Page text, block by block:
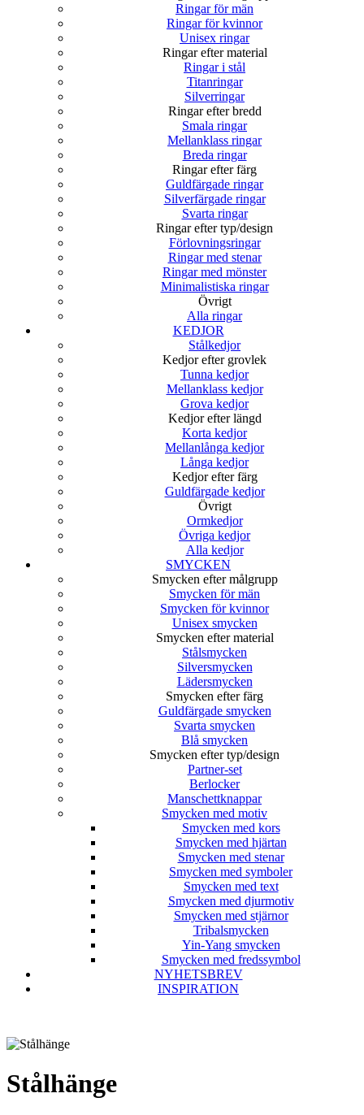
Ringar för män
Ringar för kvinnor
Unisex ringar
Ringar efter material
Ringar i stål
Titanringar
Silverringar
Ringar efter bredd
Smala ringar
Mellanklass ringar
Breda ringar
Ringar efter färg
Guldfärgade ringar
Silverfärgade ringar
Svarta ringar
Ringar efter typ/design
Förlovningsringar
Ringar med stenar
Ringar med mönster
Minimalistiska ringar
Övrigt
Alla ringar
KEDJOR
Stålkedjor
Kedjor efter grovlek
Tunna kedjor
Mellanklass kedjor
Grova kedjor
Kedjor efter längd
Korta kedjor
Mellanlånga kedjor
Långa kedjor
Kedjor efter färg
Guldfärgade kedjor
Övrigt
Ormkedjor
Övriga kedjor
Alla kedjor
SMYCKEN
Smycken efter målgrupp
Smycken för män
Smycken för kvinnor
Unisex smycken
Smycken efter material
Stålsmycken
Silversmycken
Lädersmycken
Smycken efter färg
Guldfärgade smycken
Svarta smycken
Blå smycken
Smycken efter typ/design
Partner-set
Berlocker
Manschettknappar
Smycken med motiv
Smycken med kors
Smycken med hjärtan
Smycken med stenar
Smycken med symboler
Smycken med text
Smycken med djurmotiv
Smycken med stjärnor
Tribalsmycken
Yin-Yang smycken
Smycken med fredssymbol
NYHETSBREV
INSPIRATION
Stålhänge